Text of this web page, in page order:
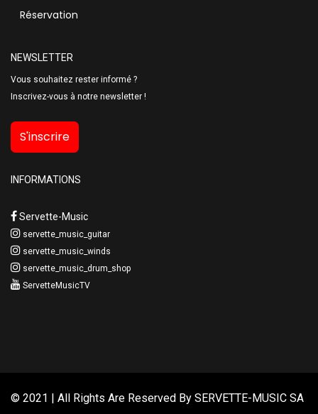
Réservation
NEWSLETTER
Vous souhaitez rester informé ?
Inscrivez-vous à notre newsletter !
S'inscrire
INFORMATIONS
Servette-Music
servette_music_guitar
servette_music_winds
servette_music_drum_shop
ServetteMusicTV
© 2021 | All Rights Are Reserved By SERVETTE-MUSIC SA